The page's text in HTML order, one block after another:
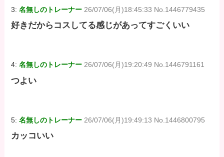
3:名無しのトレーナー 26/07/06(月)18:45:33 No.1446779435
好きだからコスしてる感じがあってすごくいい
4:名無しのトレーナー 26/07/06(月)19:20:49 No.1446791161
つよい
5:名無しのトレーナー 26/07/06(月)19:49:13 No.1446800795
カッコいい